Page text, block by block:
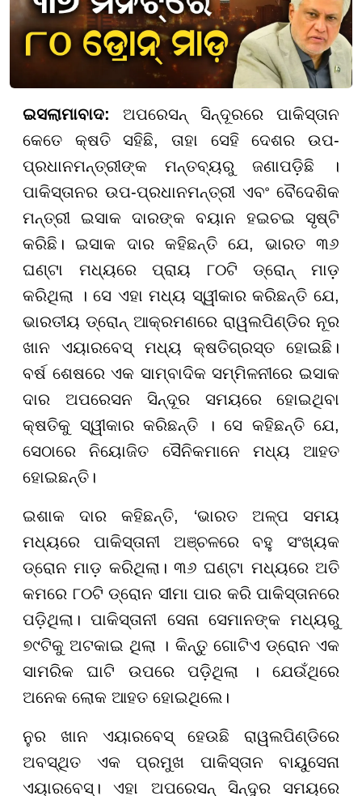
ଇସଲାମାବାଦ: ଅପରେସନ୍ ସିନ୍ଦୂରରେ ପାକିସ୍ତାନ
କେତେ କ୍ଷତି ସହିଛି, ତାହା ସେହି ଦେଶର ଉପ-
ପ୍ରଧାନମନ୍ତ୍ରୀଙ୍କ ମନ୍ତବ୍ୟରୁ ଜଣାପଡ଼ିଛି ।
ପାକିସ୍ତାନର ଉପ-ପ୍ରଧାନମନ୍ତ୍ରୀ ଏବଂ ବୈଦେଶିକ
ମନ୍ତ୍ରୀ ଇସାକ ଦାରଙ୍କ ବୟାନ ହଇଚଇ ସୃଷ୍ଟି
କରିଛି। ଇସାକ ଦାର କହିଛନ୍ତି ଯେ, ଭାରତ ୩୬
ଘଣ୍ଟା ମଧ୍ୟରେ ପ୍ରାୟ ୮୦ଟି ଡ୍ରୋନ୍ ମାଡ଼
କରିଥିଲା । ସେ ଏହା ମଧ୍ୟ ସ୍ୱୀକାର କରିଛନ୍ତି ଯେ,
ଭାରତୀୟ ଡ୍ରୋନ୍ ଆକ୍ରମଣରେ ରାୱଲପିଣ୍ଡିର ନୂର
ଖାନ ଏୟାରବେସ୍ ମଧ୍ୟ କ୍ଷତିଗ୍ରସ୍ତ ହୋଇଛି।
ବର୍ଷ ଶେଷରେ ଏକ ସାମ୍ବାଦିକ ସମ୍ମିଳନୀରେ ଇସାକ
ଦାର ଅପରେସନ ସିନ୍ଦୂର ସମୟରେ ହୋଇଥିବା
କ୍ଷତିକୁ ସ୍ୱୀକାର କରିଛନ୍ତି । ସେ କହିଛନ୍ତି ଯେ,
ସେଠାରେ ନିୟୋଜିତ ସୈନିକମାନେ ମଧ୍ୟ ଆହତ
ହୋଇଛନ୍ତି।
ଇଶାକ ଦାର କହିଛନ୍ତି, ‘ଭାରତ ଅଳ୍ପ ସମୟ
ମଧ୍ୟରେ ପାକିସ୍ତାନୀ ଅଞ୍ଚଳରେ ବହୁ ସଂଖ୍ୟକ
ଡ୍ରୋନ ମାଡ଼ କରିଥିଲା। ୩୬ ଘଣ୍ଟା ମଧ୍ୟରେ ଅତି
କମରେ ୮୦ଟି ଡ୍ରୋନ ସୀମା ପାର କରି ପାକିସ୍ତାନରେ
ପଡ଼ିଥିଲା। ପାକିସ୍ତାନୀ ସେନା ସେମାନଙ୍କ ମଧ୍ୟରୁ
୭୯ଟିକୁ ଅଟକାଇ ଥିଲା । କିନ୍ତୁ ଗୋଟିଏ ଡ୍ରୋନ ଏକ
ସାମରିକ ଘାଟି ଉପରେ ପଡ଼ିଥିଲା । ଯେଉଁଥିରେ
ଅନେକ ଲୋକ ଆହତ ହୋଇଥିଲେ।
ନୁର ଖାନ ଏୟାରବେସ୍ ହେଉଛି ରାୱଲପିଣ୍ଡିରେ
ଅବସ୍ଥିତ ଏକ ପ୍ରମୁଖ ପାକିସ୍ତାନ ବାୟୁସେନା
ଏୟାରବେସ୍। ଏହା ଅପରେସନ୍ ସିନ୍ଦୁର ସମୟରେ